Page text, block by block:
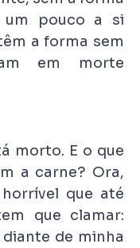
um pouco a si
a forma sem
em morte
morto. E o que
a carne? Ora,
que até
que clamar:
de minha